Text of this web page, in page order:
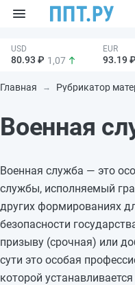
80.93 ₽ 1,07 93.19 ₽
Главная Рубрикатор
Военная
Военная служба — это
службы, исполняемый
других формированиях
безопасности
призыву (срочная) или
сути это особая
которой